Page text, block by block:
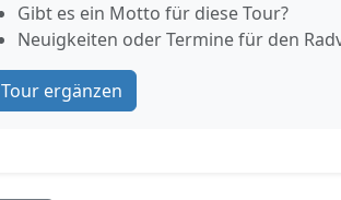
Gibt es ein Motto für diese Tour?
Neuigkeiten oder Termine für den
Tour ergänzen